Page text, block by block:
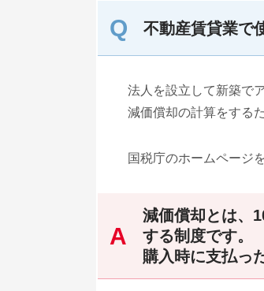
不動産賃貸業で
法人を設立して新築で
減価償却の計算をする
国税庁のホームページ
減価償却とは、
する制度です。
購入時に支払っ